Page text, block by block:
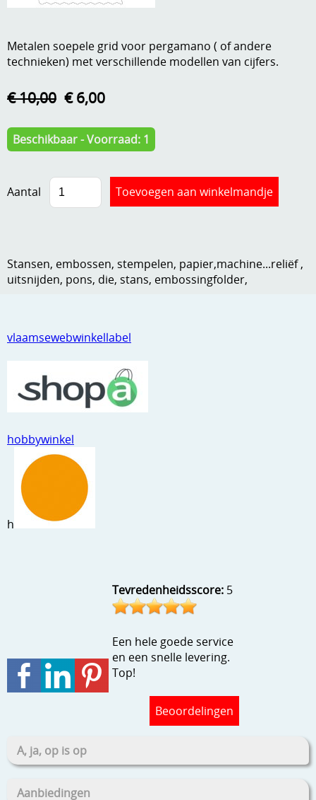
Embossen
Handige extra's
Hechtingsmaterialen
Hout , MDF, kartonmateriaal, steen
Kleurmateriaal-tekenmateriaal
Kneedmateriaal
Knipvellen
Merken
Ribbelaar
Snijmaterialen
Speciaal papier
Stans machine en embossing machines
Stempels en zo
Template, mask, stencils, grids
Gastenboek
vlaamsewebwinkellabel
hobbywinkel
h
Tevredenheidsscore: 5
Een hele goede service
en een snelle levering.
Top!
Beoordelingen
A, ja, op is op
Aanbiedingen
Metalen soepele grid voor pergamano ( of andere
technieken) met verschillende modellen van cijfers.
€ 10,00 € 6,00
Beschikbaar - Voorraad: 1
Aantal
Stansen, embossen, stempelen, papier,machine...reliëf ,
uitsnijden, pons, die, stans, embossingfolder,